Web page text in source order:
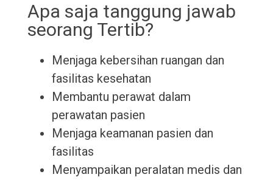
Apa saja tanggung jawab
seorang Tertib?
Menjaga kebersihan ruangan dan
fasilitas kesehatan
Membantu perawat dalam
perawatan pasien
Menjaga keamanan pasien dan
fasilitas
Menyampaikan peralatan medis dan